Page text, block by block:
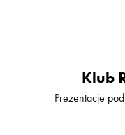
Klub
Prezentacje